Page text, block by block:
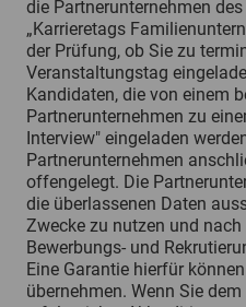
die Partnerunternehmen
„Karrieretags
der Prüfung, ob Sie zu
Veranstaltungstag
Kandidaten, die von einem
Partnerunternehmen zu
Interview" eingeladen
Partnerunternehmen
offengelegt. Die
die überlassenen Daten
Zwecke zu nutzen und
Bewerbungs- und
Eine Garantie hierfür
übernehmen. Wenn Sie